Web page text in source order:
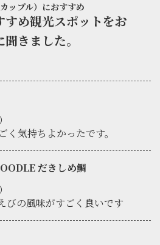
ップル）におすすめ
すめ観光スポットをお
きました。
気持ちよかったです。
だきしめ鯛
びの風味がすごく良いです